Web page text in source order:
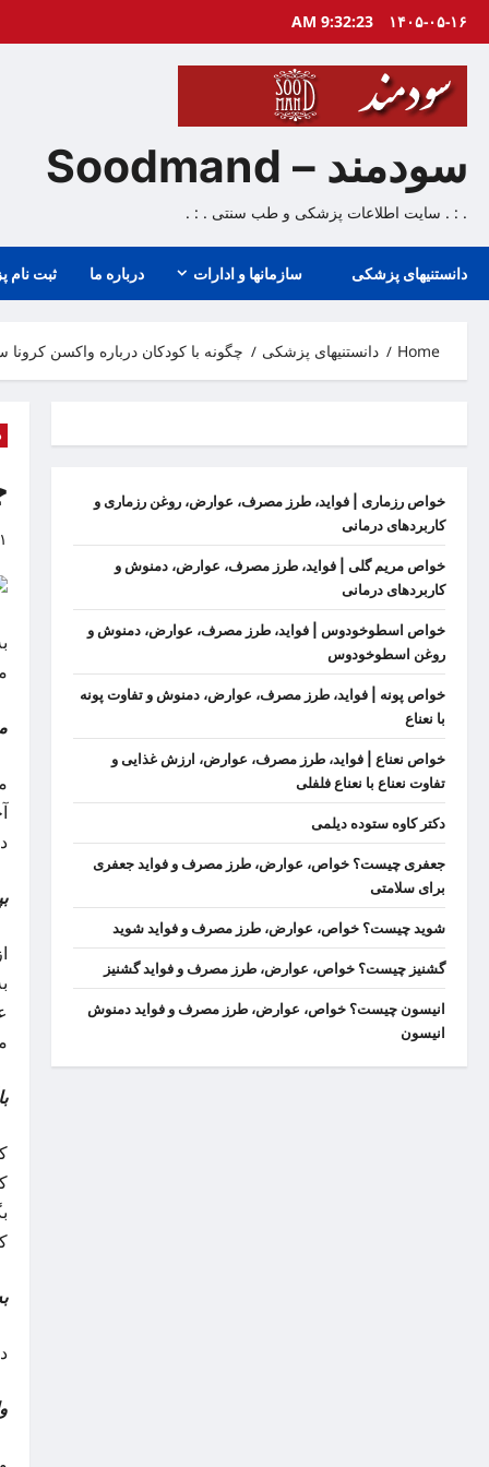
Skip
content
۱۴۰۵-۰۵-۱۶ 9:32:24 AM
سودمند – Soodmand
. : . سایت اطلاعات پزشکی و طب سنتی . : .
دانستنیهای پزشکی سازمانها و ادارات درباره ما ثبت نام
Home دانستنیهای پزشکی چگونه با کودکان درباره واکسن کرونا
خواص رزماری | فواید، طرز مصرف، عوارض، روغن رزماری و
کاربردهای درمانی
خواص مریم گلی | فواید، طرز مصرف، عوارض، دمنوش و
کاربردهای درمانی
خواص اسطوخودوس | فواید، طرز مصرف، عوارض، دمنوش و
روغن اسطوخودوس
خواص پونه | فواید، طرز مصرف، عوارض، دمنوش و تفاوت پونه
با نعناع
خواص نعناع | فواید، طرز مصرف، عوارض، ارزش غذایی و
تفاوت نعناع با نعناع فلفلی
دکتر کاوه ستوده دیلمی
جعفری چیست؟ خواص، عوارض، طرز مصرف و فواید جعفری
برای سلامتی
شوید چیست؟ خواص، عوارض، طرز مصرف و فواید شوید
گشنیز چیست؟ خواص، عوارض، طرز مصرف و فواید گشنیز
انیسون چیست؟ خواص، عوارض، طرز مصرف و فواید دمنوش
انیسون